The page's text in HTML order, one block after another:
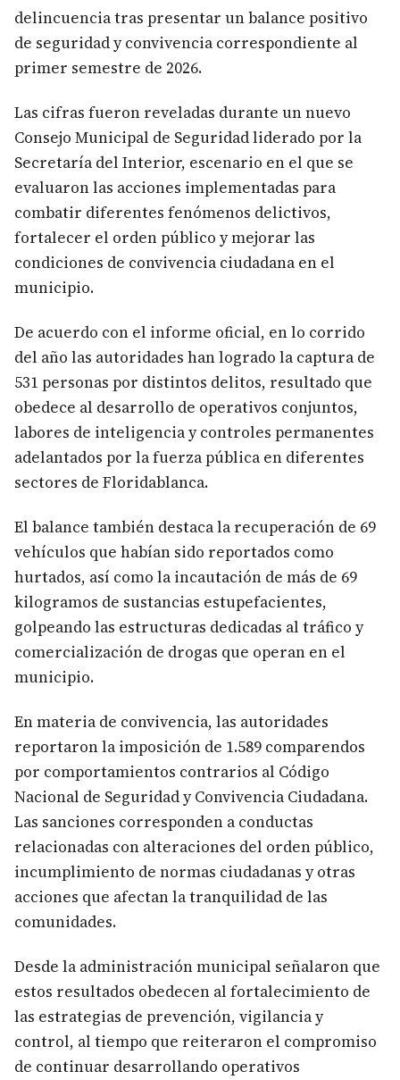
delincuencia tras presentar un balance positivo
de seguridad y convivencia correspondiente al
primer semestre de 2026.
Las cifras fueron reveladas durante un nuevo
Consejo Municipal de Seguridad liderado por la
Secretaría del Interior, escenario en el que se
evaluaron las acciones implementadas para
combatir diferentes fenómenos delictivos,
fortalecer el orden público y mejorar las
condiciones de convivencia ciudadana en el
municipio.
De acuerdo con el informe oficial, en lo corrido
del año las autoridades han logrado la captura de
531 personas por distintos delitos, resultado que
obedece al desarrollo de operativos conjuntos,
labores de inteligencia y controles permanentes
adelantados por la fuerza pública en diferentes
sectores de Floridablanca.
El balance también destaca la recuperación de 69
vehículos que habían sido reportados como
hurtados, así como la incautación de más de 69
kilogramos de sustancias estupefacientes,
golpeando las estructuras dedicadas al tráfico y
comercialización de drogas que operan en el
municipio.
En materia de convivencia, las autoridades
reportaron la imposición de 1.589 comparendos
por comportamientos contrarios al Código
Nacional de Seguridad y Convivencia Ciudadana.
Las sanciones corresponden a conductas
relacionadas con alteraciones del orden público,
incumplimiento de normas ciudadanas y otras
acciones que afectan la tranquilidad de las
comunidades.
Desde la administración municipal señalaron que
estos resultados obedecen al fortalecimiento de
las estrategias de prevención, vigilancia y
control, al tiempo que reiteraron el compromiso
de continuar desarrollando operativos